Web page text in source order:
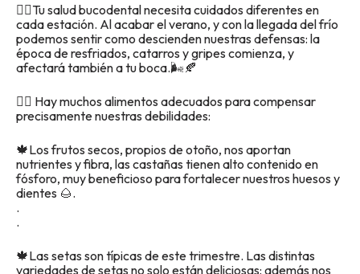
👉🏽Tu salud bucodental necesita cuidados diferentes en
cada estación. Al acabar el verano, y con la llegada del frío
podemos sentir como descienden nuestras defensas: la
época de resfriados, catarros y gripes comienza, y
afectará también a tu boca.🌬🍂
👉🏽 Hay muchos alimentos adecuados para compensar
precisamente nuestras debilidades:
🍁Los frutos secos, propios de otoño, nos aportan
nutrientes y fibra, las castañas tienen alto contenido en
fósforo, muy beneficioso para fortalecer nuestros huesos y
dientes 🌰.
.
.
🍁Las setas son típicas de este trimestre. Las distintas
variedades de setas no solo están deliciosas: además nos